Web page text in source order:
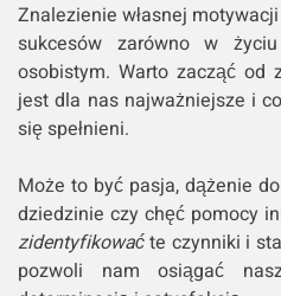
Znalezienie własnej
sukcesów zarówno w
osobistym. Warto zacząć od
jest dla nas najważniejsze i
się spełnieni.
Może to być pasja, dążenie
dziedzinie czy chęć pomocy
zidentyfikowaćte czynniki i
pozwoli nam osiągać